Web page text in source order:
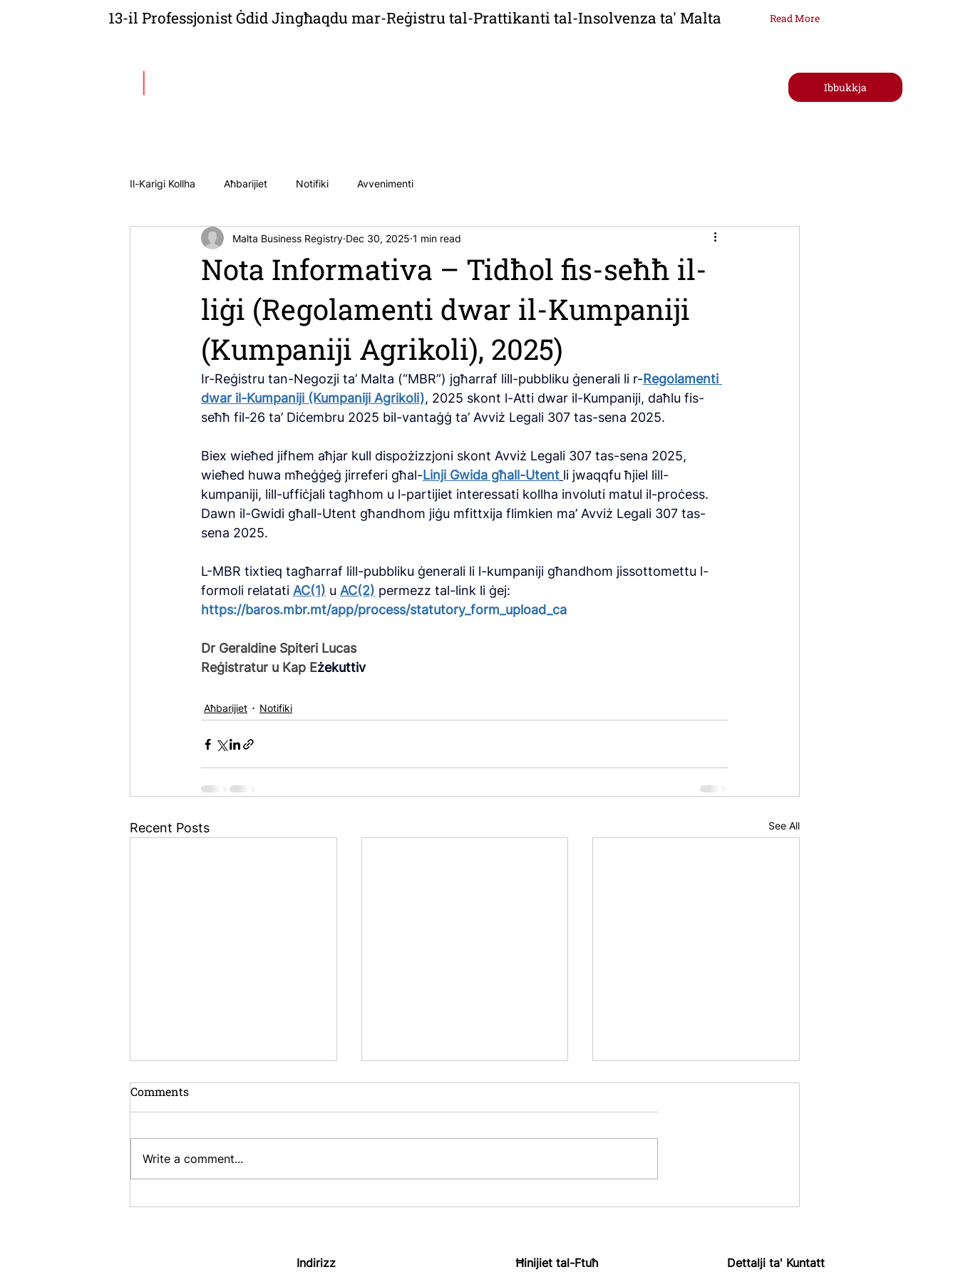
13-il Professjonist Ġdid Jingħaqdu mar-Reġistru tal-Prattikanti tal-Insolvenza ta' Malta Read More
Ibbukkja
Il-Karigi Kollha Aħbarijiet Notifiki Avvenimenti
Nota Informativa – Tidħol fis-seħħ il-
liġi (Regolamenti dwar il-Kumpaniji
(Kumpaniji Agrikoli), 2025)
Malta Business Registry Dec 30, 2025 1 min read
Ir-Reġistru tan-Negozji ta’ Malta (“MBR”) jgħarraf lill-pubbliku ġenerali li r-Regolamenti
dwar il-Kumpaniji (Kumpaniji Agrikoli), 2025 skont l-Atti dwar il-Kumpaniji, daħlu fis-
seħħ fil-26 ta’ Diċembru 2025 bil-vantaġġ ta’ Avviż Legali 307 tas-sena 2025.
Biex wieħed jifhem aħjar kull dispożizzjoni skont Avviż Legali 307 tas-sena 2025,
wieħed huwa mħeġġeġ jirreferi għal-Linji Gwida għall-Utent li jwaqqfu ħjiel lill-
kumpaniji, lill-uffiċjali tagħhom u l-partijiet interessati kollha involuti matul il-proċess.
Dawn il-Gwidi għall-Utent għandhom jiġu mfittxija flimkien ma’ Avviż Legali 307 tas-
sena 2025.
L-MBR tixtieq tagħarraf lill-pubbliku ġenerali li l-kumpaniji għandhom jissottomettu l-
formoli relatati AC(1) u AC(2) permezz tal-link li ġej:
https://baros.mbr.mt/app/process/statutory_form_upload_ca
Dr Geraldine Spiteri Lucas
Reġistratur u Kap Eżekuttiv
Aħbarijiet Notifiki
Recent Posts See All
Comments
Write a comment...
Indirizz Ħinijiet tal-Ftuħ Dettalji ta' Kuntatt